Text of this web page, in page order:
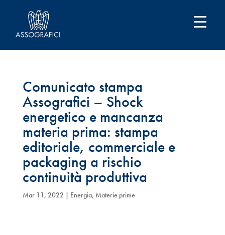
Comunicato stampa
Assografici – Shock
energetico e mancanza
materia prima: stampa
editoriale, commerciale e
packaging a rischio
continuità produttiva
Mar 11, 2022 | Energia, Materie prime